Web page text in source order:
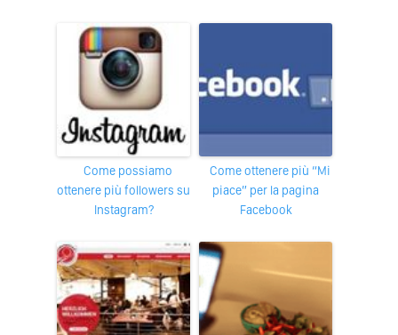
Come possiamo
ottenere più followers su
Instagram?
Come ottenere più “Mi
piace” per la pagina
Facebook